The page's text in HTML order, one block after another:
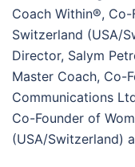
Coach Within®,
Switzerland (USA/
Director, Salym
Master Coach, Co-
Communications
Co-Founder of
(USA/Switzerland)